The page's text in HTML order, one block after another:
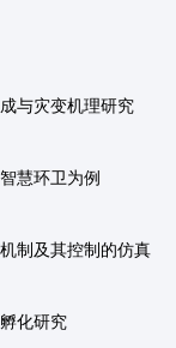
与灾变机理研究
慧环卫为例
制及其控制的仿真
化研究